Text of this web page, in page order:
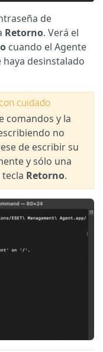
de
Retorno. Verá el
cuando el Agente
haya desinstalado
cuidado
comandos y la
no
de escribir su
y sólo una
Retorno.